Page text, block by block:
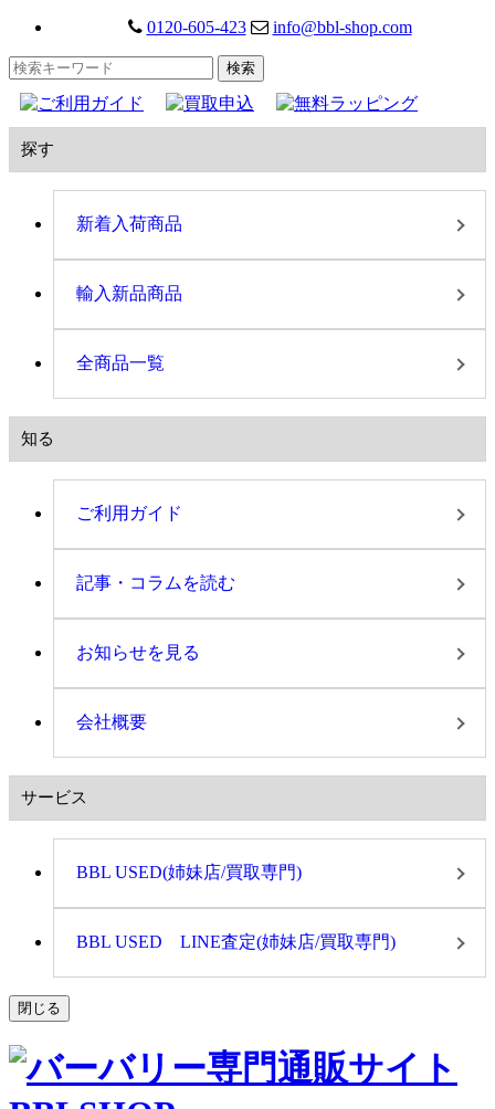
0120-605-423 info@bbl-shop.com
探す
新着入荷商品
輸入新品商品
全商品一覧
知る
ご利用ガイド
記事・コラムを読む
お知らせを見る
会社概要
サービス
BBL USED(姉妹店/買取専門)
BBL USED LINE査定(姉妹店/買取専門)
閉じる